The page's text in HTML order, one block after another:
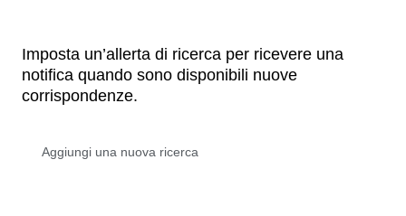
Imposta un’allerta di ricerca per ricevere una
notifica quando sono disponibili nuove
corrispondenze.